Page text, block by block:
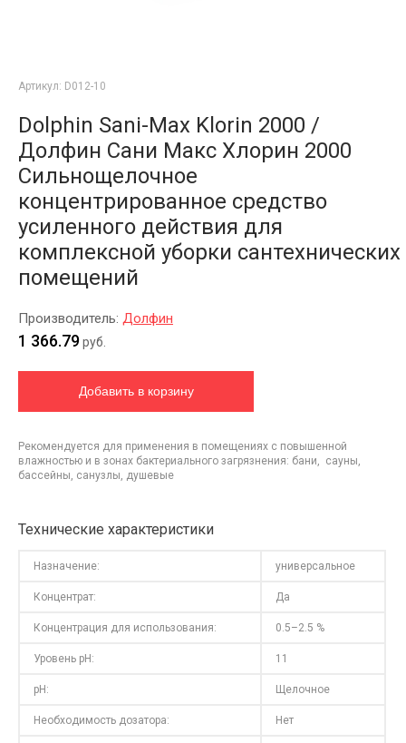
Артикул: D012-10
Dolphin Sani-Max Klorin 2000 /
Долфин Сани Макс Хлорин 2000
Сильнощелочное
концентрированное средство
усиленного действия для
комплексной уборки сантехнических
помещений
Производитель: Долфин
1 366.79руб.
Рекомендуется для применения в помещениях с повышенной
влажностью и в зонах бактериального загрязнения: бани, сауны,
бассейны, санузлы, душевые
Технические характеристики
Назначение: универсальное
Концентрат: Да
Концентрация для использования: 0.5–2.5 %
Уровень pH: 11
pH: Щелочное
Необходимость дозатора: Нет